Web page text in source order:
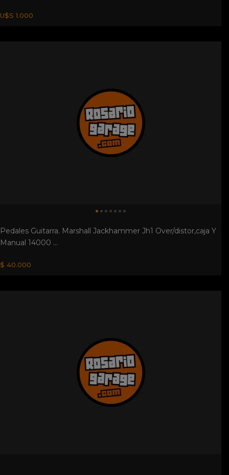
U$S 1.000
Pedales Guitarra. Marshall Jackhammer Jh1 Over/distor,caja Y
Manual 14000 ...
$ 40.000